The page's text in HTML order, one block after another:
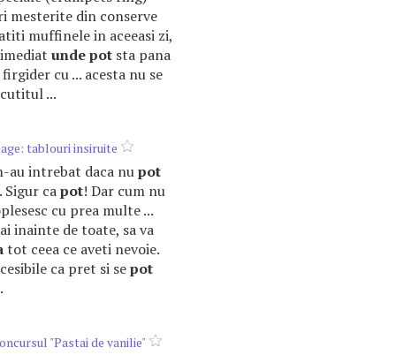
mesterite din conserve
muffinele in aceeasi zi,
undepot sta pana
cu ... acesta nu se
...
tablouri insiruite
au intrebat daca nupot
capot! Dar cum nu
cu prea multe ...
inainte de toate, sa va
tot ceea ce aveti nevoie.
ca pret si sepot
"Pastai de vanilie"